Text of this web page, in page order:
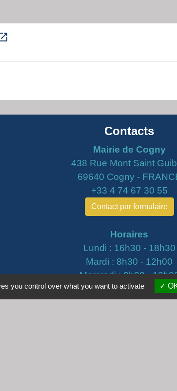
Contacts
Mairie de Cogny
438 Rue Mont Saint
69640 Cogny -
+33 4 74 67 30 55
Contact par formulaire
Horaires
Lundi : 16h30 - 18h30
Mardi : 8h30 - 12h00
Mercredi : 9h00 -
Vendredi : 16h00 -
you control over what you want to activate